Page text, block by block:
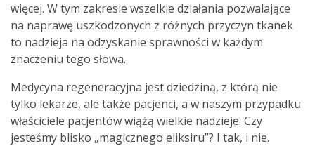
więcej. W tym zakresie wszelkie działania pozwalające
na naprawę uszkodzonych z różnych przyczyn tkanek
to nadzieja na odzyskanie sprawności w każdym
znaczeniu tego słowa.
Medycyna regeneracyjna jest dziedziną, z którą nie
tylko lekarze, ale także pacjenci, a w naszym przypadku
właściciele pacjentów wiążą wielkie nadzieje. Czy
jesteśmy blisko „magicznego eliksiru”? I tak, i nie.